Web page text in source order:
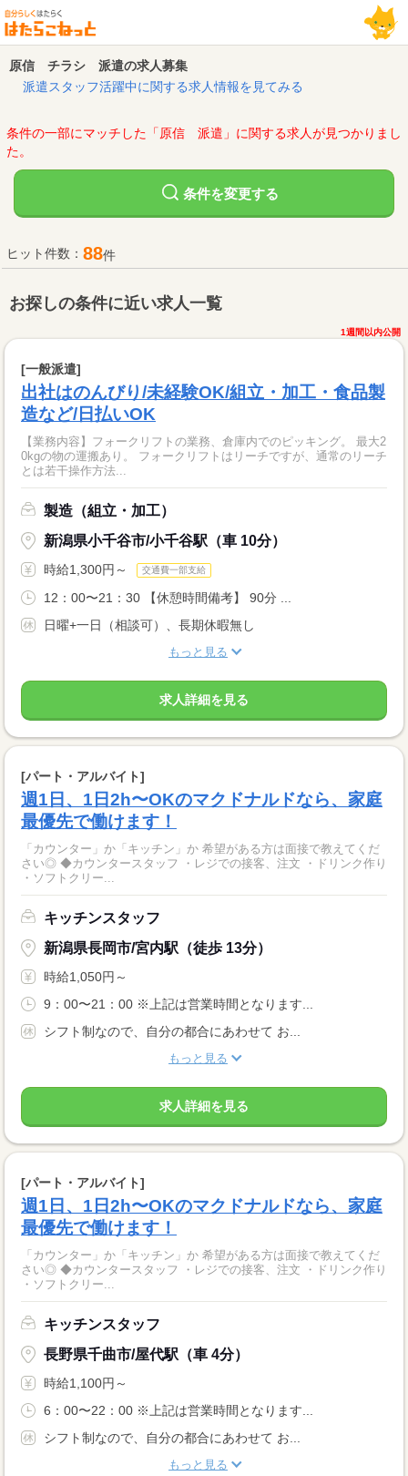
原信 チラシ 派遣の求人募集
派遣スタッフ活躍中に関する求人情報を見てみる
条件の一部にマッチした「原信 派遣」に関する求人が見つかりまし
た。
条件を変更する
ヒット件数： 88件
お探しの条件に近い求人一覧
1週間以内公開
[一般派遣]
出社はのんびり/未経験OK/組立・加工・食品製
造など/日払いOK
【業務内容】フォークリフトの業務、倉庫内でのピッキング。 最大2
0kgの物の運搬あり。 フォークリフトはリーチですが、通常のリーチ
とは若干操作方法...
製造（組立・加工）
新潟県小千谷市/小千谷駅（車 10分）
時給1,300円～ 交通費一部支給
12：00〜21：30 【休憩時間備考】 90分 ...
日曜+一日（相談可）、長期休暇無し
もっと見る
求人詳細を見る
[パート・アルバイト]
週1日、1日2h〜OKのマクドナルドなら、家庭
最優先で働けます！
「カウンター」か「キッチン」か 希望がある方は面接で教えてくだ
さい◎ ◆カウンタースタッフ ・レジでの接客、注文 ・ドリンク作り
・ソフトクリー...
キッチンスタッフ
新潟県長岡市/宮内駅（徒歩 13分）
時給1,050円～
9：00〜21：00 ※上記は営業時間となります...
シフト制なので、自分の都合にあわせて お...
もっと見る
求人詳細を見る
[パート・アルバイト]
週1日、1日2h〜OKのマクドナルドなら、家庭
最優先で働けます！
「カウンター」か「キッチン」か 希望がある方は面接で教えてくだ
さい◎ ◆カウンタースタッフ ・レジでの接客、注文 ・ドリンク作り
・ソフトクリー...
キッチンスタッフ
長野県千曲市/屋代駅（車 4分）
時給1,100円～
6：00〜22：00 ※上記は営業時間となります...
シフト制なので、自分の都合にあわせて お...
もっと見る